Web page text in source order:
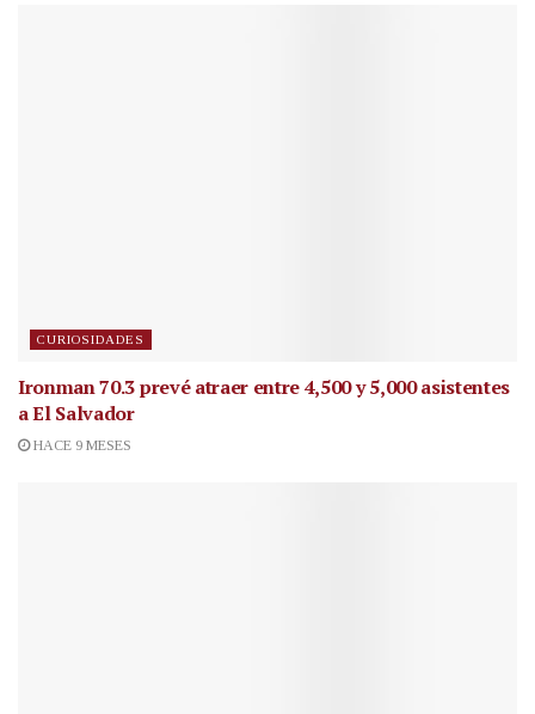
CURIOSIDADES
Ironman 70.3 prevé atraer entre 4,500 y 5,000 asistentes
a El Salvador
HACE 9 MESES